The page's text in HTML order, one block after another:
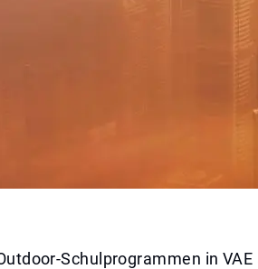
Schulprogrammen in